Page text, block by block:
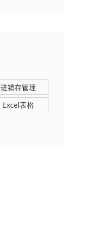
进销存管理
Excel表格